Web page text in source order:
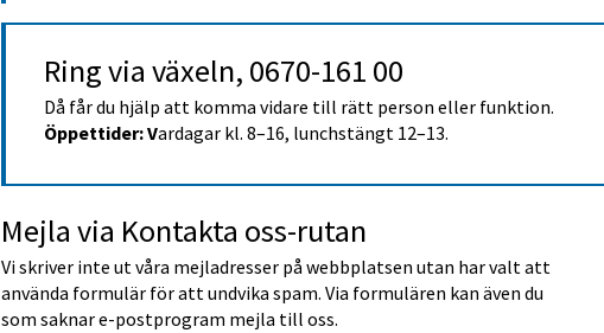
Ring via växeln, 0670-161 00
Då får du hjälp att komma vidare till rätt person eller funktion.
Öppettider: Vardagar kl. 8–16, lunchstängt 12–13.
Mejla via Kontakta oss-rutan
Vi skriver inte ut våra mejladresser på webbplatsen utan har valt att
använda formulär för att undvika spam. Via formulären kan även du
som saknar e-postprogram mejla till oss.